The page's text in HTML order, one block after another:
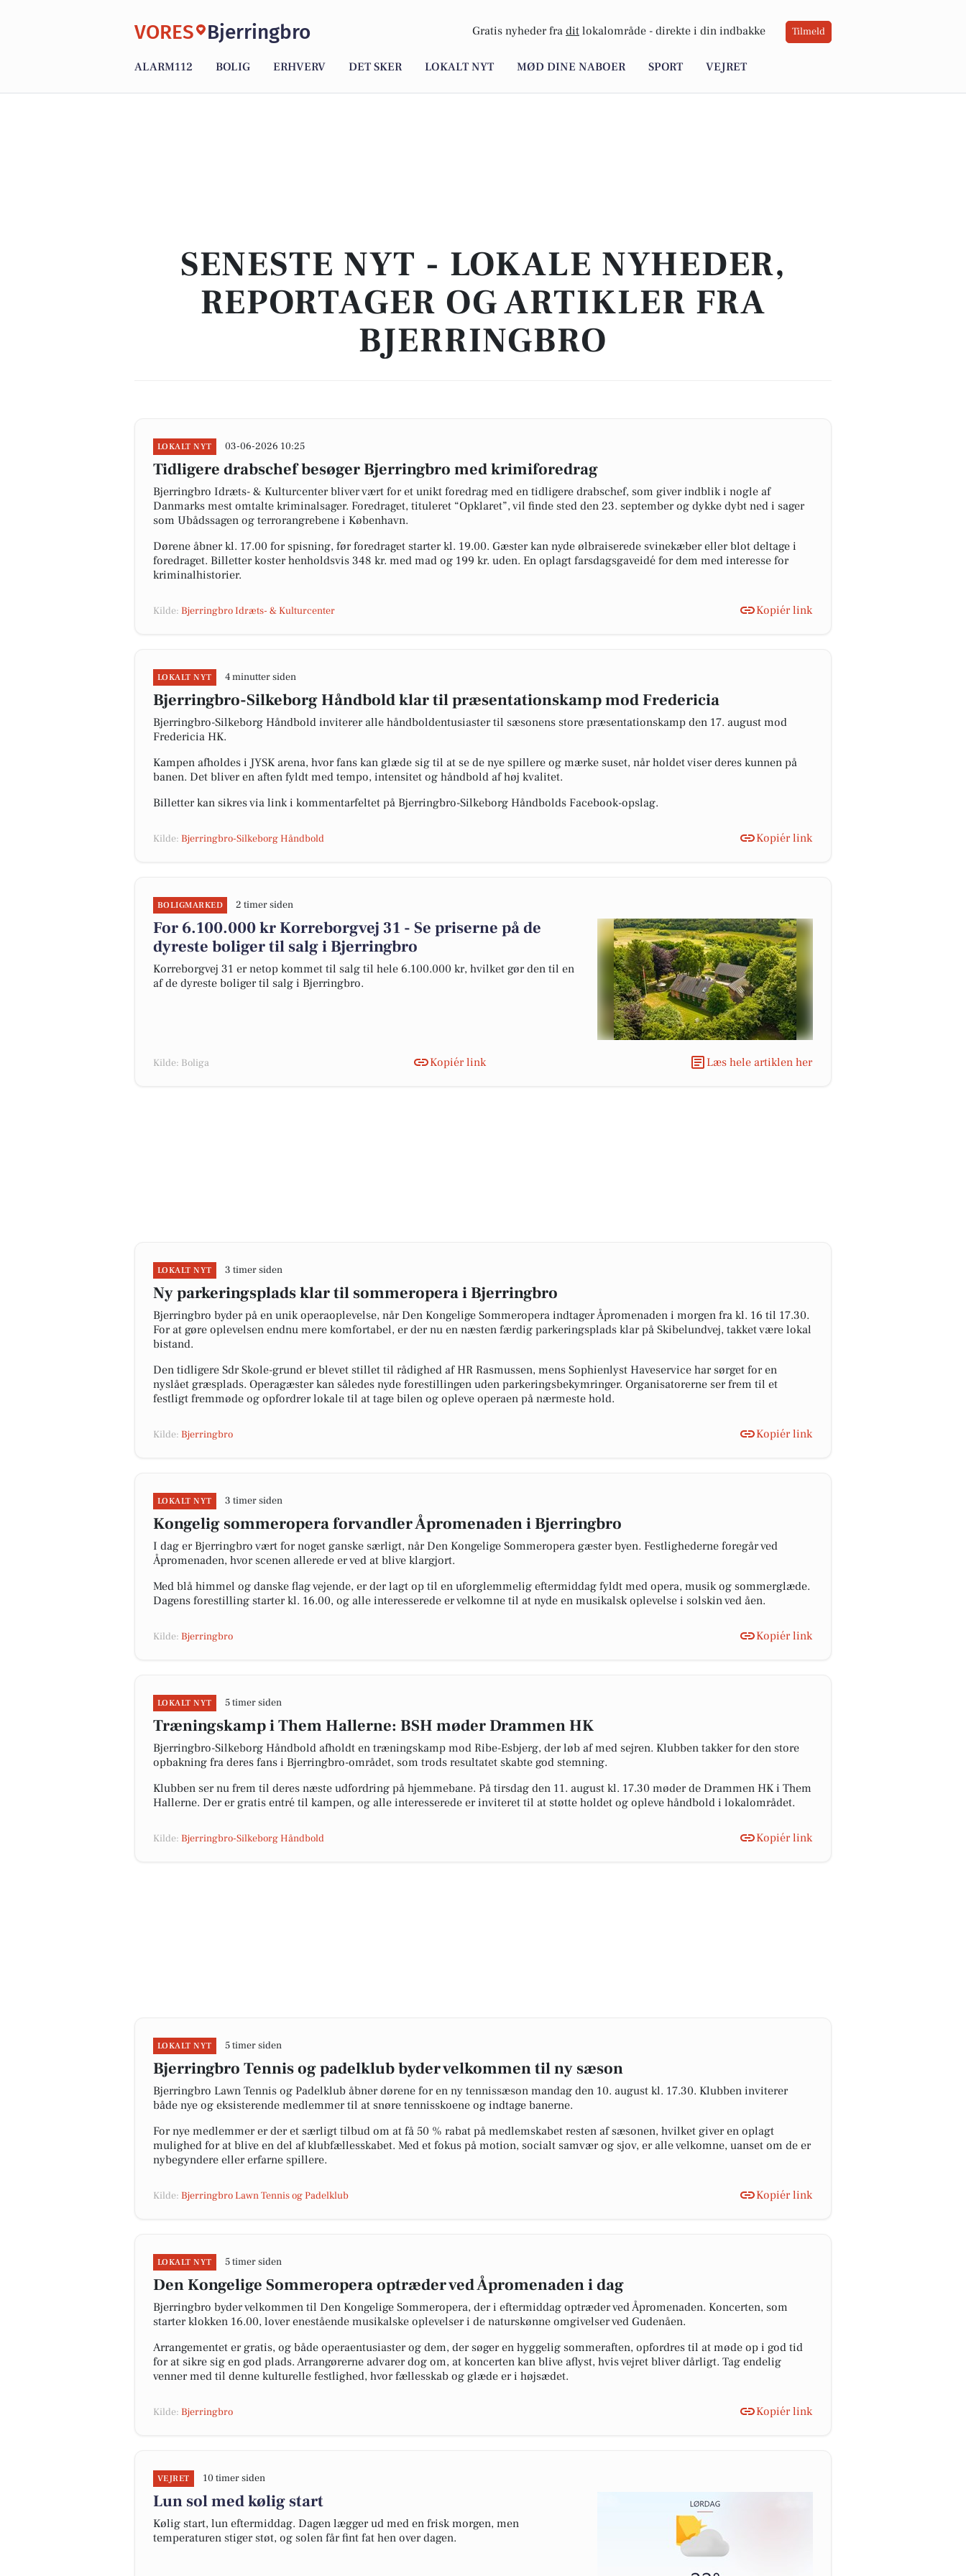
VORES Bjerringbro Gratis nyheder fra dit lokalområde - direkte i din indbakke Tilmeld
ALARM112 BOLIG ERHVERV DET SKER LOKALT NYT MØD DINE NABOER SPORT VEJRET
SENESTE NYT - LOKALE NYHEDER,
REPORTAGER OG ARTIKLER FRA
BJERRINGBRO
LOKALT NYT 03-06-2026 10:25
Tidligere drabschef besøger Bjerringbro med krimiforedrag
Bjerringbro Idræts- & Kulturcenter bliver vært for et unikt foredrag med en tidligere drabschef, som giver indblik i nogle af
Danmarks mest omtalte kriminalsager. Foredraget, tituleret “Opklaret”, vil finde sted den 23. september og dykke dybt ned i sager
som Ubådssagen og terrorangrebene i København.
Dørene åbner kl. 17.00 for spisning, før foredraget starter kl. 19.00. Gæster kan nyde ølbraiserede svinekæber eller blot deltage i
foredraget. Billetter koster henholdsvis 348 kr. med mad og 199 kr. uden. En oplagt farsdagsgaveidé for dem med interesse for
kriminalhistorier.
Kilde: Bjerringbro Idræts- & Kulturcenter Kopiér link
LOKALT NYT 4 minutter siden
Bjerringbro-Silkeborg Håndbold klar til præsentationskamp mod Fredericia
Bjerringbro-Silkeborg Håndbold inviterer alle håndboldentusiaster til sæsonens store præsentationskamp den 17. august mod
Fredericia HK.
Kampen afholdes i JYSK arena, hvor fans kan glæde sig til at se de nye spillere og mærke suset, når holdet viser deres kunnen på
banen. Det bliver en aften fyldt med tempo, intensitet og håndbold af høj kvalitet.
Billetter kan sikres via link i kommentarfeltet på Bjerringbro-Silkeborg Håndbolds Facebook-opslag.
Kilde: Bjerringbro-Silkeborg Håndbold Kopiér link
BOLIGMARKED 2 timer siden
For 6.100.000 kr Korreborgvej 31 - Se priserne på de
dyreste boliger til salg i Bjerringbro
Korreborgvej 31 er netop kommet til salg til hele 6.100.000 kr, hvilket gør den til en
af de dyreste boliger til salg i Bjerringbro.
Kilde: Boliga Kopiér link Læs hele artiklen her
LOKALT NYT 3 timer siden
Ny parkeringsplads klar til sommeropera i Bjerringbro
Bjerringbro byder på en unik operaoplevelse, når Den Kongelige Sommeropera indtager Åpromenaden i morgen fra kl. 16 til 17.30.
For at gøre oplevelsen endnu mere komfortabel, er der nu en næsten færdig parkeringsplads klar på Skibelundvej, takket være lokal
bistand.
Den tidligere Sdr Skole-grund er blevet stillet til rådighed af HR Rasmussen, mens Sophienlyst Haveservice har sørget for en
nyslået græsplads. Operagæster kan således nyde forestillingen uden parkeringsbekymringer. Organisatorerne ser frem til et
festligt fremmøde og opfordrer lokale til at tage bilen og opleve operaen på nærmeste hold.
Kilde: Bjerringbro Kopiér link
LOKALT NYT 3 timer siden
Kongelig sommeropera forvandler Åpromenaden i Bjerringbro
I dag er Bjerringbro vært for noget ganske særligt, når Den Kongelige Sommeropera gæster byen. Festlighederne foregår ved
Åpromenaden, hvor scenen allerede er ved at blive klargjort.
Med blå himmel og danske flag vejende, er der lagt op til en uforglemmelig eftermiddag fyldt med opera, musik og sommerglæde.
Dagens forestilling starter kl. 16.00, og alle interesserede er velkomne til at nyde en musikalsk oplevelse i solskin ved åen.
Kilde: Bjerringbro Kopiér link
LOKALT NYT 5 timer siden
Træningskamp i Them Hallerne: BSH møder Drammen HK
Bjerringbro-Silkeborg Håndbold afholdt en træningskamp mod Ribe-Esbjerg, der løb af med sejren. Klubben takker for den store
opbakning fra deres fans i Bjerringbro-området, som trods resultatet skabte god stemning.
Klubben ser nu frem til deres næste udfordring på hjemmebane. På tirsdag den 11. august kl. 17.30 møder de Drammen HK i Them
Hallerne. Der er gratis entré til kampen, og alle interesserede er inviteret til at støtte holdet og opleve håndbold i lokalområdet.
Kilde: Bjerringbro-Silkeborg Håndbold Kopiér link
LOKALT NYT 5 timer siden
Bjerringbro Tennis og padelklub byder velkommen til ny sæson
Bjerringbro Lawn Tennis og Padelklub åbner dørene for en ny tennissæson mandag den 10. august kl. 17.30. Klubben inviterer
både nye og eksisterende medlemmer til at snøre tennisskoene og indtage banerne.
For nye medlemmer er der et særligt tilbud om at få 50 % rabat på medlemskabet resten af sæsonen, hvilket giver en oplagt
mulighed for at blive en del af klubfællesskabet. Med et fokus på motion, socialt samvær og sjov, er alle velkomne, uanset om de er
nybegyndere eller erfarne spillere.
Kilde: Bjerringbro Lawn Tennis og Padelklub Kopiér link
LOKALT NYT 5 timer siden
Den Kongelige Sommeropera optræder ved Åpromenaden i dag
Bjerringbro byder velkommen til Den Kongelige Sommeropera, der i eftermiddag optræder ved Åpromenaden. Koncerten, som
starter klokken 16.00, lover enestående musikalske oplevelser i de naturskønne omgivelser ved Gudenåen.
Arrangementet er gratis, og både operaentusiaster og dem, der søger en hyggelig sommeraften, opfordres til at møde op i god tid
for at sikre sig en god plads. Arrangørerne advarer dog om, at koncerten kan blive aflyst, hvis vejret bliver dårligt. Tag endelig
venner med til denne kulturelle festlighed, hvor fællesskab og glæde er i højsædet.
Kilde: Bjerringbro Kopiér link
VEJRET 10 timer siden
Lun sol med kølig start
Kølig start, lun eftermiddag. Dagen lægger ud med en frisk morgen, men
temperaturen stiger støt, og solen får fint fat hen over dagen.